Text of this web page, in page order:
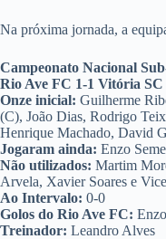
Na próxima jornada, a
Campeonato Nacional
Rio Ave FC 1-1 Vitória SC
Onze inicial: Guilherme
(C), João Dias, Rodrigo
Henrique Machado, David
Jogaram ainda: Enzo
Não utilizados: Martim
Arvela, Xavier Soares e
Ao Intervalo: 0-0
Golos do Rio Ave FC:
Treinador: Leandro Alves